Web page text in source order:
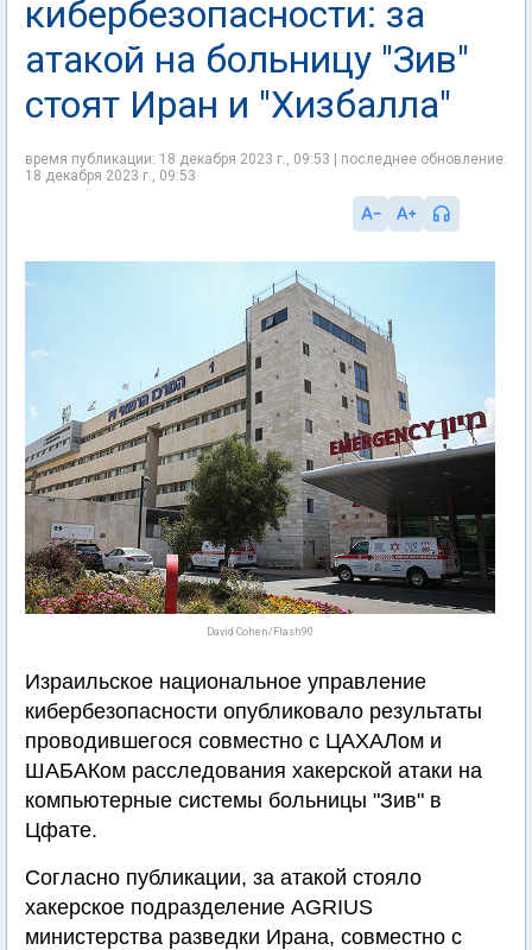
кибербезопасности: за
атакой на больницу "Зив"
стоят Иран и "Хизбалла"
время публикации: 18 декабря 2023 г., 09:53 | последнее обновление:
18 декабря 2023 г., 09:53
David Cohen/Flash90
Израильское национальное управление
кибербезопасности опубликовало результаты
проводившегося совместно с ЦАХАЛом и
ШАБАКом расследования хакерской атаки на
компьютерные системы больницы "Зив" в
Цфате.
Согласно публикации, за атакой стояло
хакерское подразделение AGRIUS
министерства разведки Ирана, совместно с